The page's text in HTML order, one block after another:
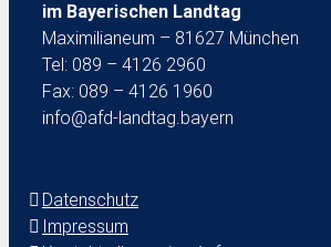
im Bayerischen Landtag
Maximilianeum – 81627 München
Tel: 089 – 4126 2960
Fax: 089 – 4126 1960
info@afd-landtag.bayern
Datenschutz
Impressum